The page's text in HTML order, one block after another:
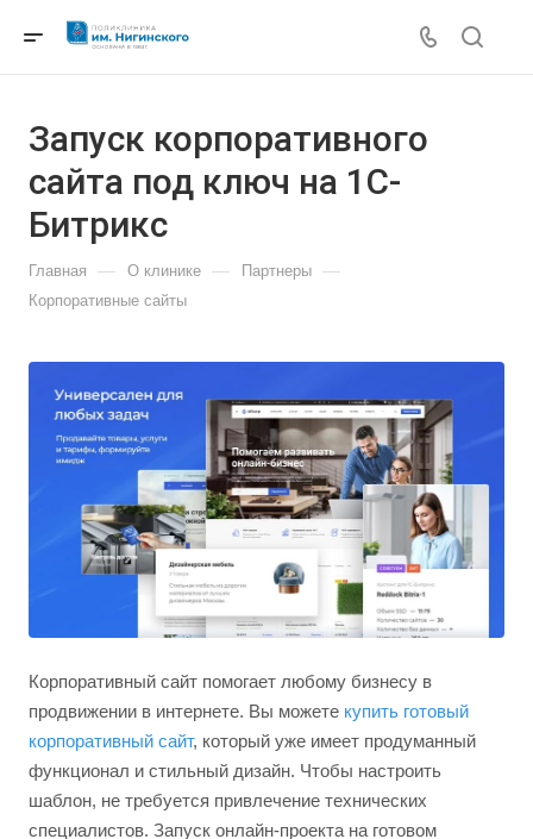
Запуск корпоративного
сайта под ключ на 1С-
Битрикс
Главная — О клинике — Партнеры —
Корпоративные сайты
Корпоративный сайт помогает любому бизнесу в
продвижении в интернете. Вы можете купить готовый
корпоративный сайт, который уже имеет продуманный
функционал и стильный дизайн. Чтобы настроить
шаблон, не требуется привлечение технических
специалистов. Запуск онлайн-проекта на готовом